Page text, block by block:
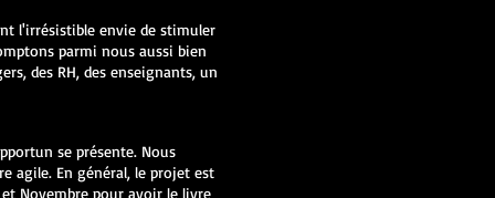
l'irrésistible envie de stimuler
parmi nous aussi bien
des RH, des enseignants, un
se présente. Nous
agile. En général, le projet est
Novembre pour avoir le livre